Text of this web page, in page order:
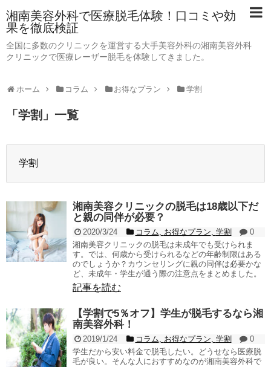
湘南美容外科で医療脱毛体験！口コミや効
果を徹底検証
全国に多数のクリニックを運営する大手美容外科の湘南美容外科
クリニックで医療レーザー脱毛を体験してきました。
ホーム コラム お得なプラン 学割
「 学割 」 一覧
学割
湘南美容クリニックの脱毛は18歳以下だ
と親の同伴が必要？
2020/3/24 コラム, お得なプラン, 学割
0
湘南美容クリニックの脱毛は未成年でも受けられま
す。では、何歳から受けられるなどの年齢制限はある
のでしょうか？カウンセリングに親の同伴は必要かな
ど、未成年・学生が通う際の注意点をまとめました。
記事を読む
【学割で5％オフ】学生が脱毛するなら湘
南美容外科！
2019/1/24 コラム, お得なプラン, 学割
0
学生だから安い料金で脱毛したい。どうせなら医療脱
毛が良い。そんな人におすすめなのが湘南美容外科で